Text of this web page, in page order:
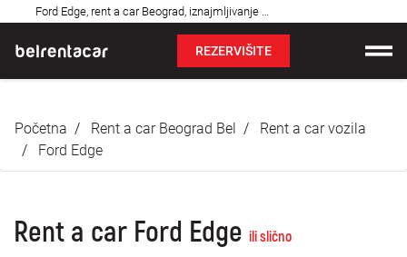
Ford Edge, rent a car Beograd, iznajmljivanje auta: Bel✓
pitanja
REZERVIŠITE
Cene
O nama
Početna Rent a car Beograd Bel
Rent a car vozila
Ford Edge
Rent a car Ford Edge ili slično